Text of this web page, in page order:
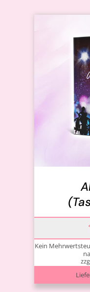
IN DEN
Kein